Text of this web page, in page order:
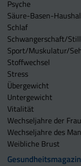
Psyche
Säure-Basen-
Schlaf
Schwangerschaft/
Sport/Muskulatur/
Stoffwechsel
Stress
Übergewicht
Untergewicht
Vitalität
Wechseljahre der Frau
Wechseljahre des
Weibliche Brust
Gesundheitsmagazin